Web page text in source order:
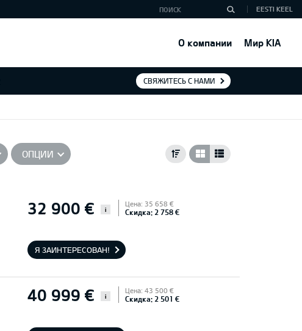
О компании Мир KIA
EESTI KEEL
СВЯЖИТЕСЬ С НАМИ
ОПЦИИ
32 900 € i
Цена: 35 658 €
Скидка: 2 758 €
Я ЗАИНТЕРЕСОВАН!
40 999 € i
Цена: 43 500 €
Скидка: 2 501 €